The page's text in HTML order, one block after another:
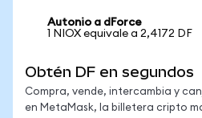
Autonio a dForce
1 NIOX equivale a 2,4172 DF
Obtén DF en segundos
Compra, vende, intercambia y
en MetaMask, la billetera cripto